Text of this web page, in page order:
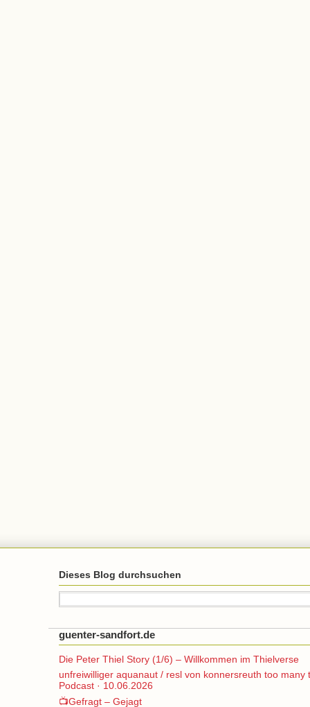
Dieses Blog durchsuchen
guenter-sandfort.de
Die Peter Thiel Story (1/6) – Willkommen im Thielverse
unfreiwilliger aquanaut / resl von konnersreuth too many
Podcast · 10.06.2026
📺Gefragt – Gejagt